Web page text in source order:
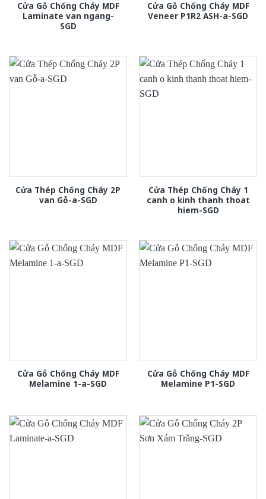
Cửa Gỗ Chống Cháy MDF
Laminate van ngang-
SGD
Cửa Gỗ Chống Cháy MDF
Veneer P1R2 ASH-a-SGD
Cửa Thép Chống Cháy 2P
van Gỗ-a-SGD
Cửa Thép Chống Cháy 1
canh o kinh thanh thoat
hiem-SGD
Cửa Gỗ Chống Cháy MDF
Melamine 1-a-SGD
Cửa Gỗ Chống Cháy MDF
Melamine P1-SGD